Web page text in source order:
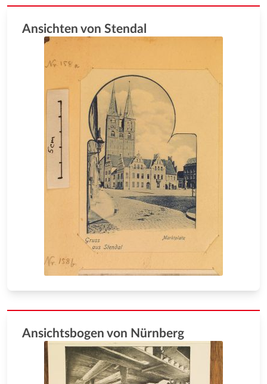
Ansichten von Stendal
Ansichtsbogen von Nürnberg